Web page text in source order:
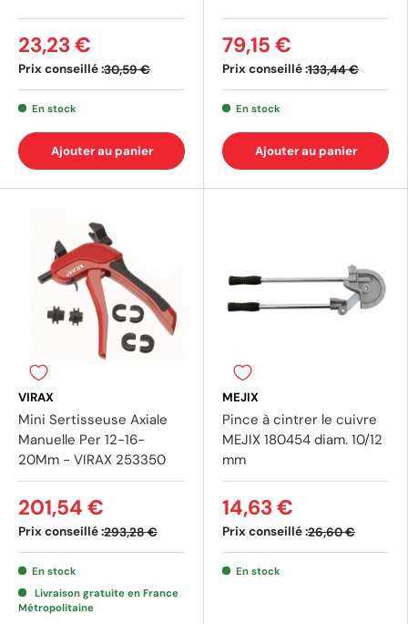
Prix conseillé :30,59 €
23,23 €
En stock
Ajouter au panier
Prix conseillé :133,44 €
79,15 €
En stock
Ajouter au panier
VIRAX
Mini Sertisseuse Axiale
Manuelle Per 12-16-
20Mm - VIRAX 253350
Prix conseillé :293,28 €
201,54 €
En stock
Livraison gratuite en France
Métropolitaine
MEJIX
Pince à cintrer le cuivre
MEJIX 180454 diam. 10/12
mm
Prix conseillé :26,60 €
14,63 €
En stock